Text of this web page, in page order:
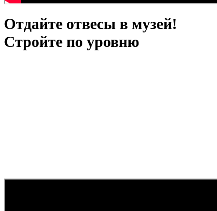
Отдайте отвесы в музей!
Стройте по уровню